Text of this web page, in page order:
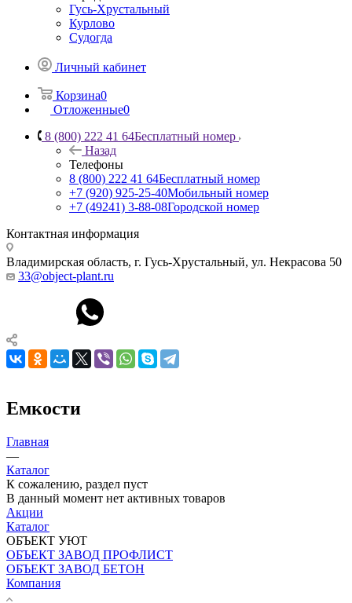
Гусь-Хрустальный
Курлово
Судогда
Личный кабинет
Корзина0
Отложенные0
8 (800) 222 41 64Бесплатный номер
Назад
Телефоны
8 (800) 222 41 64Бесплатный номер
+7 (920) 925-25-40Мобильный номер
+7 (49241) 3-88-08Городской номер
Контактная информация
Владимирская область, г. Гусь-Хрустальный, ул. Некрасова 50
33@object-plant.ru
Емкости
Главная
—
Каталог
К сожалению, раздел пуст
В данный момент нет активных товаров
Акции
Каталог
ОБЪЕКТ УЮТ
ОБЪЕКТ ЗАВОД ПРОФЛИСТ
ОБЪЕКТ ЗАВОД БЕТОН
Компания